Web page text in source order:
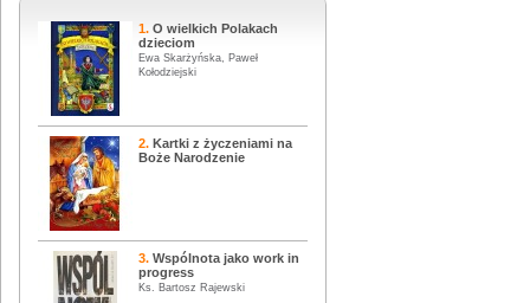
1. O wielkich Polakach
dzieciom
Ewa Skarżyńska, Paweł
Kołodziejski
2. Kartki z życzeniami na
Boże Narodzenie
3. Wspólnota jako work in
progress
Ks. Bartosz Rajewski